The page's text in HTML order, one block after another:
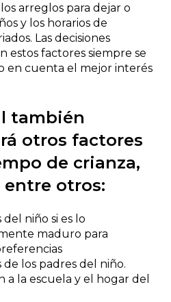
los arreglos para dejar o
y los horarios de
Las decisiones
estos factores siempre se
en cuenta el mejor interés
también
otros factores
de crianza,
otros:
del niño si es lo
maduro para
de los padres del niño.
a la escuela y el hogar del